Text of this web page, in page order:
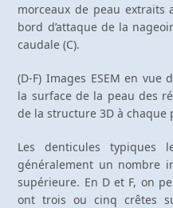
morceaux de peau extraits
bord d’attaque de la
caudale (C).
(D-F) Images ESEM en
la surface de la peau des
de la structure 3D à chaque
Les denticules typiques
généralement un nombre
supérieure. En D et F, on
ont trois ou cinq crêtes